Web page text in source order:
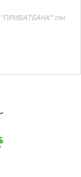
"ПРИВАТБАНК" іпн